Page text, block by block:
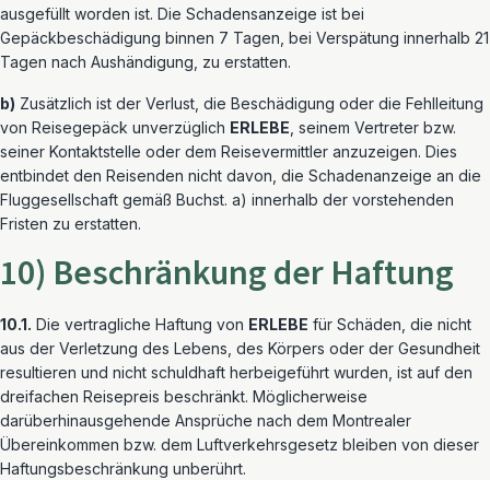
ausgefüllt worden ist. Die Schadensanzeige ist bei
Gepäckbeschädigung binnen 7 Tagen, bei Verspätung innerhalb 21
Tagen nach Aushändigung, zu erstatten.
b) Zusätzlich ist der Verlust, die Beschädigung oder die Fehlleitung
von Reisegepäck unverzüglich ERLEBE , seinem Vertreter bzw.
seiner Kontaktstelle oder dem Reisevermittler anzuzeigen. Dies
entbindet den Reisenden nicht davon, die Schadenanzeige an die
Fluggesellschaft gemäß Buchst. a) innerhalb der vorstehenden
Fristen zu erstatten.
10) Beschränkung der Haftung
10.1. Die vertragliche Haftung von ERLEBE für Schäden, die nicht
aus der Verletzung des Lebens, des Körpers oder der Gesundheit
resultieren und nicht schuldhaft herbeigeführt wurden, ist auf den
dreifachen Reisepreis beschränkt. Möglicherweise
darüberhinausgehende Ansprüche nach dem Montrealer
Übereinkommen bzw. dem Luftverkehrsgesetz bleiben von dieser
Haftungsbeschränkung unberührt.